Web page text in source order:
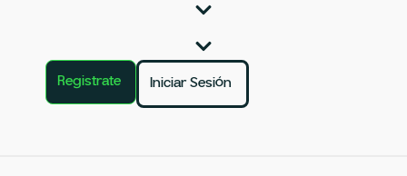
Registrate Iniciar Sesión